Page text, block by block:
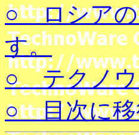
○ ロシアの
す。
○ テクノウ
○ 目次に移